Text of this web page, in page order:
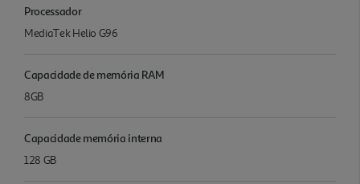
Processador
MediaTek Helio G96
Capacidade de memória RAM
8GB
Capacidade memória interna
128 GB